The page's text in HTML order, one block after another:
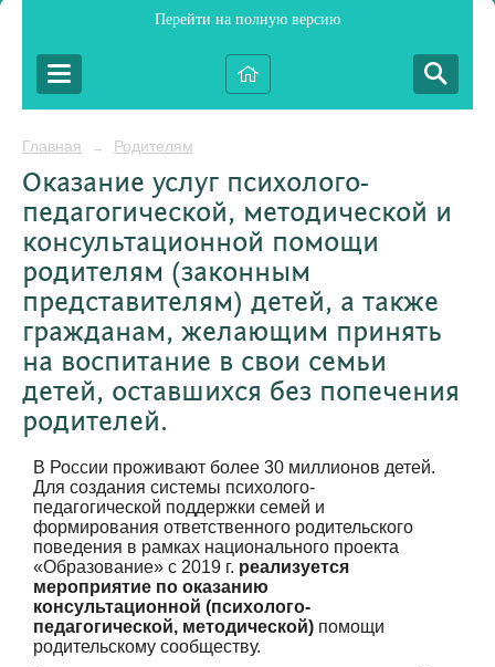
Перейти на полную версию
Главная → Родителям
Оказание услуг психолого-
педагогической, методической и
консультационной помощи
родителям (законным
представителям) детей, а также
гражданам, желающим принять
на воспитание в свои семьи
детей, оставшихся без попечения
родителей.
В России проживают более 30 миллионов детей.
Для создания системы психолого-
педагогической поддержки семей и
формирования ответственного родительского
поведения в рамках национального проекта
«Образование» с 2019 г. реализуется
мероприятие по оказанию
консультационной (психолого-
педагогической, методической) помощи
родительскому сообществу.